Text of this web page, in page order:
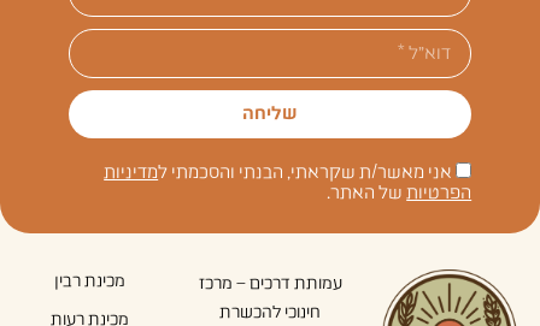
אני מאשר/ת שקראתי, הבנתי והסכמתי למדיניות
הפרטיותשל האתר.
שליחה
עמותת דרכים – מרכז
חינוכי להכשרת
מכינת רבין
מכינת רעות